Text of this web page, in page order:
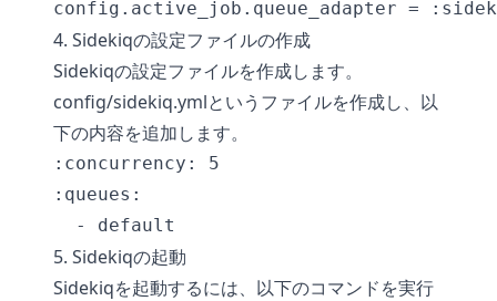
4. Sidekiqの設定ファイルの作成
Sidekiqの設定ファイルを作成します。
config/sidekiq.ymlというファイルを作成し、以
下の内容を追加します。
:concurrency: 5
:queues:
5. Sidekiqの起動
Sidekiqを起動するには、以下のコマンドを実行